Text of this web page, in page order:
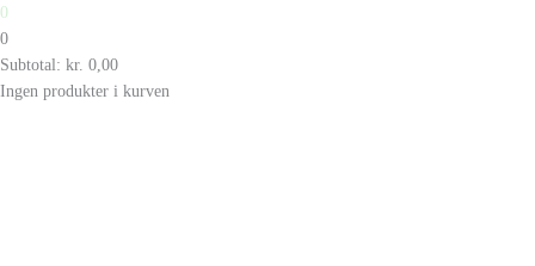
0
0
Subtotal: kr. 0,00
Ingen produkter i kurven